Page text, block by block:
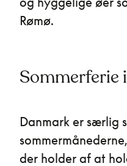
Rømø.
Sommerferie
Danmark er særlig
der holder af at